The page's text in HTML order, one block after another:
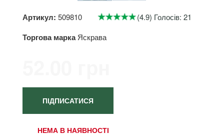
Артикул: 509810 (4.9) Голосів: 21
Торгова марка Яскрава
ПІДПИСАТИСЯ
НЕМА В НАЯВНОСТІ